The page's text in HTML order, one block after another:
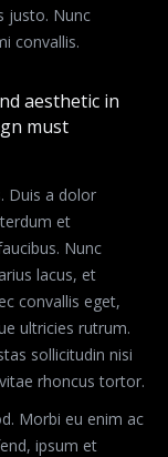
justo. Nunc
convallis.
aesthetic in
must
Duis a dolor
et
Nunc
lacus, et
convallis eget,
ultricies rutrum.
sollicitudin nisi
rhoncus tortor.
Morbi eu enim ac
ipsum et